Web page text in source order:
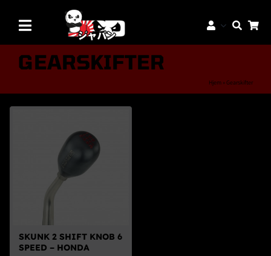
contentToggle
Navigation
Servicedele
K-Truck Dele
Bilpleje
Tilbud
GEARSKIFTER
Hjem »Gearskifter
SKUNK 2 SHIFT KNOB 6
SPEED – HONDA